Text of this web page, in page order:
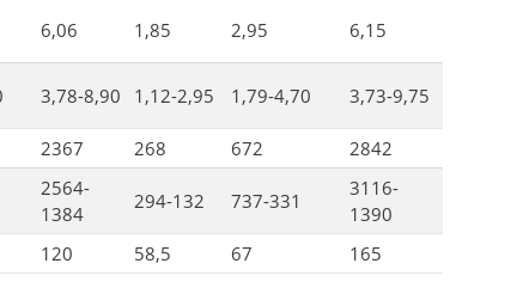
6,06 1,85 2,95 6,15
3,78-8,90 1,12-2,95 1,79-4,70 3,73-9,75
2367 268 672
2842
2564-
1384
294-132 737-331
3116-
1390
120 58,5 67 165